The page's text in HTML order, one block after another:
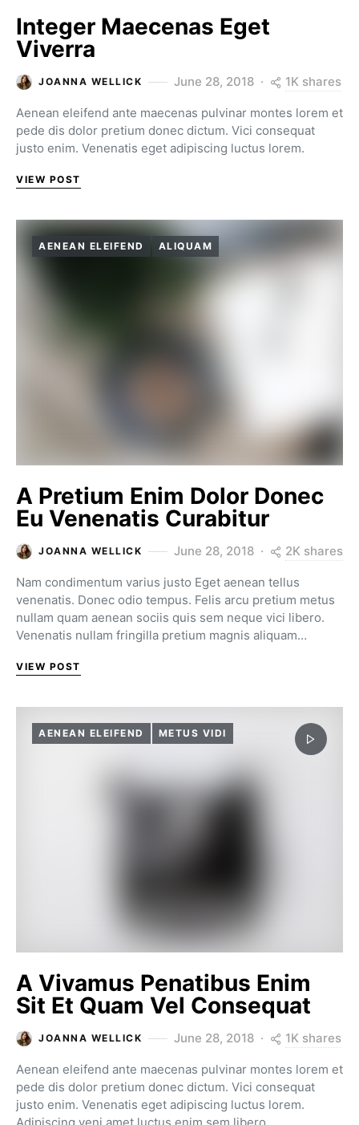
Integer Maecenas Eget
Viverra
JOANNA WELLICK June 28, 2018 1K shares
Aenean eleifend ante maecenas pulvinar montes lorem et
pede dis dolor pretium donec dictum. Vici consequat
justo enim. Venenatis eget adipiscing luctus lorem.
VIEW POST
AENEAN ELEIFEND ALIQUAM
A Pretium Enim Dolor Donec
Eu Venenatis Curabitur
JOANNA WELLICK June 28, 2018 2K shares
Nam condimentum varius justo Eget aenean tellus
venenatis. Donec odio tempus. Felis arcu pretium metus
nullam quam aenean sociis quis sem neque vici libero.
Venenatis nullam fringilla pretium magnis aliquam…
VIEW POST
AENEAN ELEIFEND METUS VIDI
A Vivamus Penatibus Enim
Sit Et Quam Vel Consequat
JOANNA WELLICK June 28, 2018 1K shares
Aenean eleifend ante maecenas pulvinar montes lorem et
pede dis dolor pretium donec dictum. Vici consequat
justo enim. Venenatis eget adipiscing luctus lorem.
Adipiscing veni amet luctus enim sem libero…